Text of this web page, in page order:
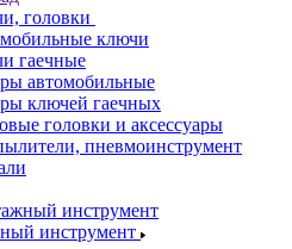
головки
ключи
гаечные
автомобильные
ключей гаечных
головки и аксессуары
пневмоинструмент
инструмент
инструмент